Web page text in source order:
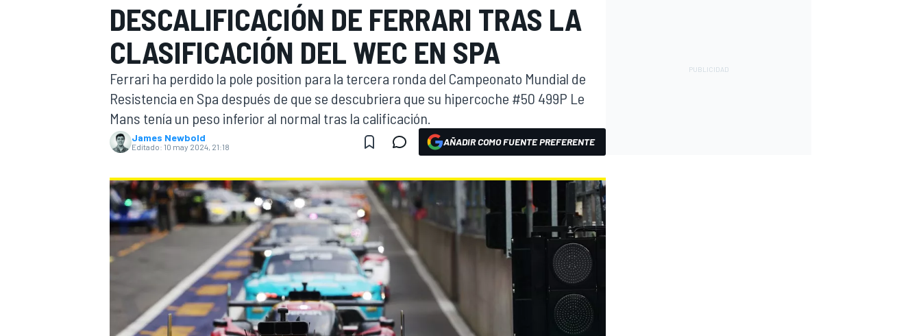
INDYCAR
MOTOGP
DESCALIFICACIÓN DE FERRARI TRAS LA
CLASIFICACIÓN DEL WEC EN SPA
Ferrari ha perdido la pole position para la tercera ronda del Campeonato Mundial de
Resistencia en Spa después de que se descubriera que su hipercoche #50 499P Le
Mans tenía un peso inferior al normal tras la calificación.
James Newbold
Editado: 10 may 2024, 21:18 AÑADIR COMO FUENTE PREFERENTE